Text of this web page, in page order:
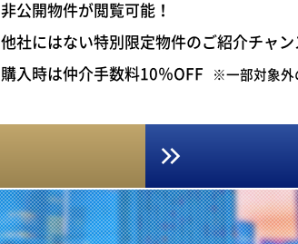
非公開物件が閲覧可能！
他社にはない特別限定物件のご紹介チャン
購入時は仲介手数料10％OFF ※一部対象外